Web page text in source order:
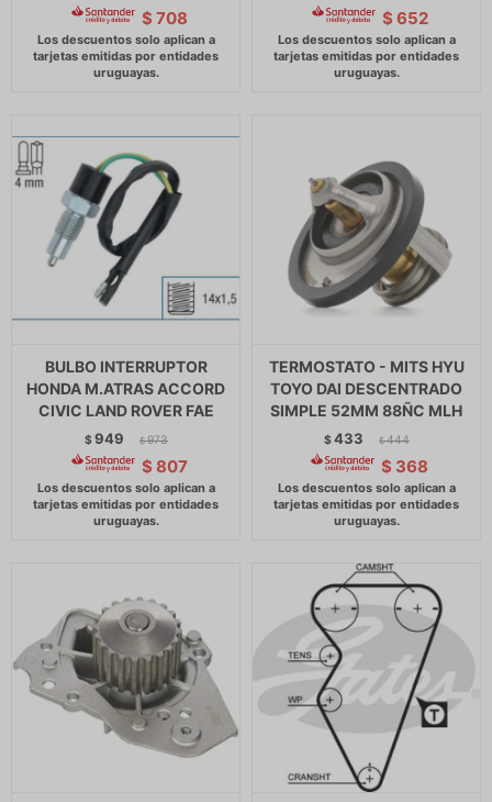
$ 708 $ 652
BULBO INTERRUPTOR
HONDA M.ATRAS ACCORD
CIVIC LAND ROVER FAE
$949 $ 973
$ 807
TERMOSTATO - MITS HYU
TOYO DAI DESCENTRADO
SIMPLE 52MM 88ÑC MLH
$433 $ 444
$ 368